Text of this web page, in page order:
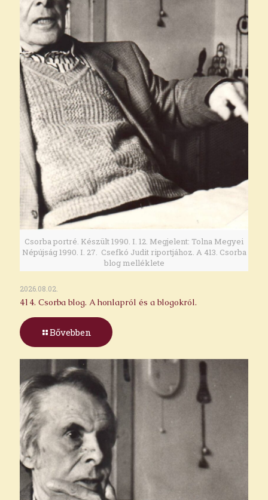
Csorba portré. Készült 1990. I. 12. Megjelent: Tolna Megyei
Népújság 1990. I. 27. Csefkó Judit riportjához. A 413. Csorba
blog melléklete
2026.08.02.
414. Csorba blog. A honlapról és a blogokról.
Bővebben